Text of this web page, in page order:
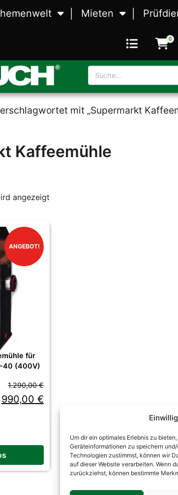
Um dir ein optimales Erlebnis zu
Geräteinformationen zu speichern
Technologien zustimmst, können wir
auf dieser Website verarbeiten. Wenn
zurückziehst, können bestimmte
Mieten
0
mit „Supermarkt
Kaffeemühle
angezeigt
ANGEBOT!
für
40 (400V)
1.290,00€
990,00 €